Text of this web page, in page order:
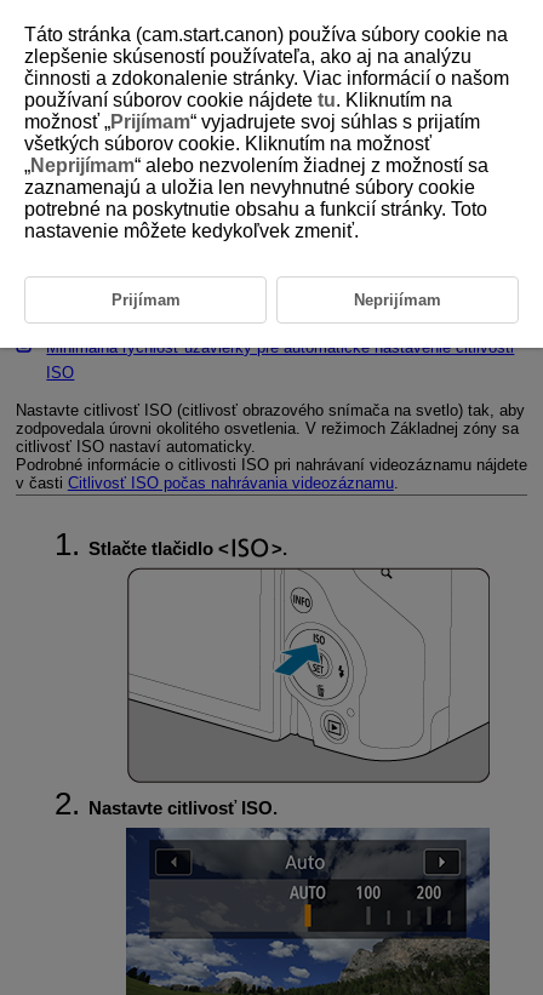
D185-064
Nastavenie citlivosti ISO pre
statické zábery
Rozsah citlivosti ISO pri manuálnom nastavení
Rozsah citlivosti ISO používaný s automatickým nastavením
citlivosti ISO
Minimálna rýchlosť uzávierky pre automatické nastavenie citlivosti
ISO
Nastavte citlivosť ISO (citlivosť obrazového snímača na svetlo) tak, aby
zodpovedala úrovni okolitého osvetlenia. V režimoch Základnej zóny sa
citlivosť ISO nastaví automaticky.
Podrobné informácie o citlivosti ISO pri nahrávaní videozáznamu nájdete
v časti Citlivosť ISO počas nahrávania videozáznamu.
Stlačte tlačidlo .
Nastavte citlivosť ISO.
Táto stránka (cam.start.canon) používa súbory cookie na
zlepšenie skúseností používateľa, ako aj na analýzu
činnosti a zdokonalenie stránky. Viac informácií o našom
používaní súborov cookie nájdete tu. Kliknutím na
možnosť „Prijímam“ vyjadrujete svoj súhlas s prijatím
všetkých súborov cookie. Kliknutím na možnosť
„Neprijímam“ alebo nezvolením žiadnej z možností sa
zaznamenajú a uložia len nevyhnutné súbory cookie
potrebné na poskytnutie obsahu a funkcií stránky. Toto
nastavenie môžete kedykoľvek zmeniť.
Prijímam Neprijímam